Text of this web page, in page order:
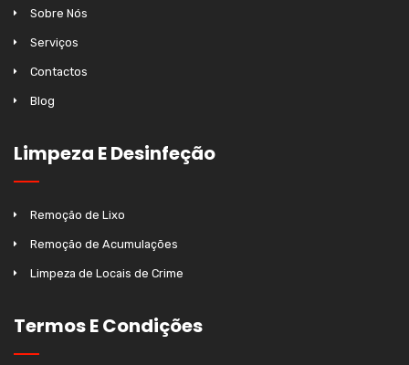
Sobre Nós
Serviços
Contactos
Blog
Limpeza E Desinfeção
Remoção de Lixo
Remoção de Acumulações
Limpeza de Locais de Crime
Termos E Condições